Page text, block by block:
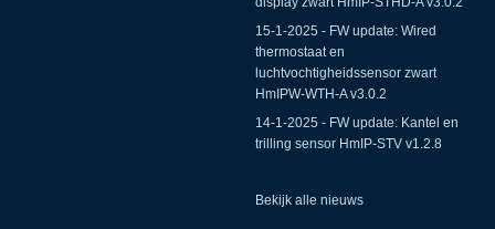
15-1-2025 - FW update: Wired
thermostaat en
luchtvochtigheidssensor zwart
HmIPW-WTH-A v3.0.2
14-1-2025 - FW update: Kantel en
trilling sensor HmIP-STV v1.2.8
Bekijk alle nieuws